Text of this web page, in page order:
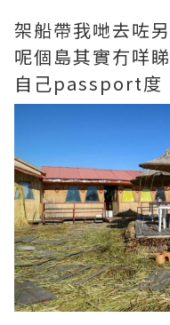
架船帶我哋去咗
呢個島其實冇咩
自己passport度